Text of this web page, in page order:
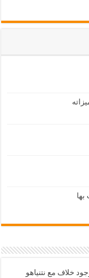
خلاف مع نتنياهو